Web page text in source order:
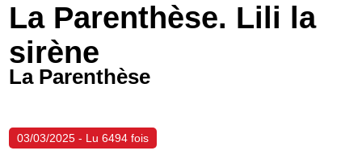
Economie
Services
Contacts
La Parenthèse. Lili la
sirène
La Parenthèse
03/03/2025 - Lu 6494 fois